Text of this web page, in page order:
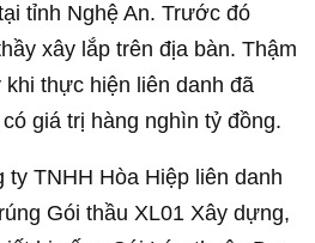
tỉnh Nghệ An. Trước đó
xây lắp trên địa bàn. Thậm
thực hiện liên danh đã
giá trị hàng nghìn tỷ đồng.
ty TNHH Hòa Hiệp liên danh
Gói thầu XL01 Xây dựng,